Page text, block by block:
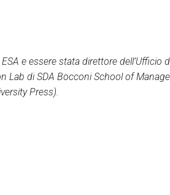
e essere stata direttore dell’Ufficio
Lab di SDA Bocconi School of
Press).